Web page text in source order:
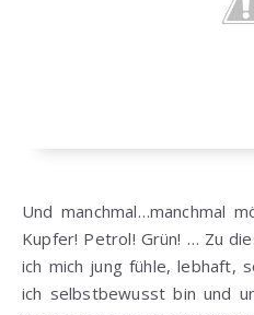
Und manchmal…manchmal
Kupfer! Petrol! Grün! … Zu
ich mich jung fühle, lebhaft,
ich selbstbewusst bin und